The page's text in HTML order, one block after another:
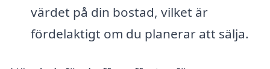
värdet på din bostad, vilket är
fördelaktigt om du planerar att sälja.